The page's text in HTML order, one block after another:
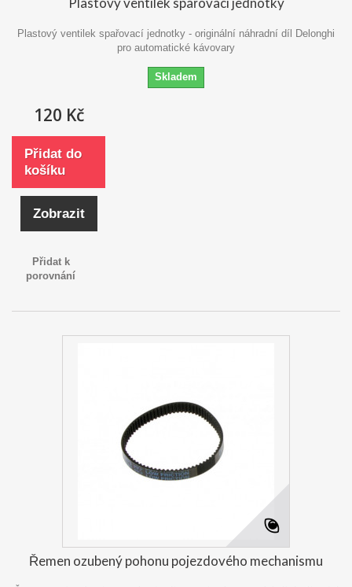
Plastový ventilek spařovací jednotky - originální náhradní díl Delonghi
pro automatické kávovary
Skladem
120 Kč
Přidat do
košíku
Zobrazit
Přidat k
porovnání
Řemen ozubený pohonu pojezdového mechanismu